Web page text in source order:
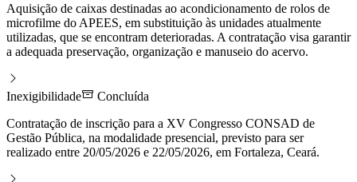
Aquisição de caixas destinadas ao acondicionamento de rolos de
microfilme do APEES, em substituição às unidades atualmente
utilizadas, que se encontram deterioradas. A contratação visa garantir
a adequada preservação, organização e manuseio do acervo.
Inexigibilidade
Concluída
Contratação de inscrição para a XV Congresso CONSAD de
Gestão Pública, na modalidade presencial, previsto para ser
realizado entre 20/05/2026 e 22/05/2026, em Fortaleza, Ceará.